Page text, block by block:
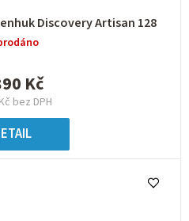
Discovery Artisan 128
bez DPH
Kč